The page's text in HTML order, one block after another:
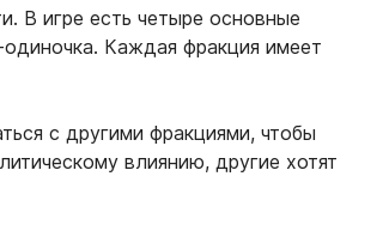
В игре есть четыре основные
Каждая фракция имеет
с другими фракциями, чтобы
влиянию, другие хотят